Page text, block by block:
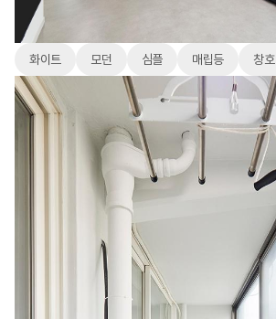
화이트 모던 심플 매립등 창호